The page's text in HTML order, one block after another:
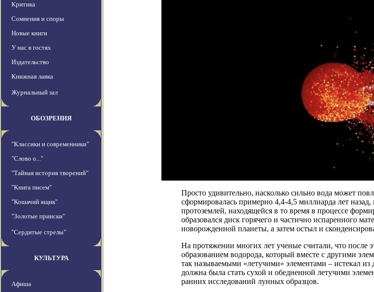
Критика
Сомнения и споры
Новые книги
У нас в гостях
Издательство
Книжная лавка
Журнальный зал
ОБОЗРЕНИЯ
"Классики и современники"
"Слово о..."
"Тайная история творений"
"Книга писем"
"Кошачий ящик"
"Золотые прииски"
"Сердитые стрелы"
КУЛЬТУРА
Афиша
Просто удивительно, насколько сильно вода может
сформировалась примерно 4,4-4,5 миллиарда лет
протоземлей, находящейся в то время в процессе
образовался диск горячего и частично испаренного
новорожденной планеты, а затем остыл и
На протяжении многих лет ученые считали, что после
образованием водорода, который вместе с другими
так называемыми «летучими» элементами – истекал из
должна была стать сухой и обедненной летучими
ранних исследований лунных образцов.